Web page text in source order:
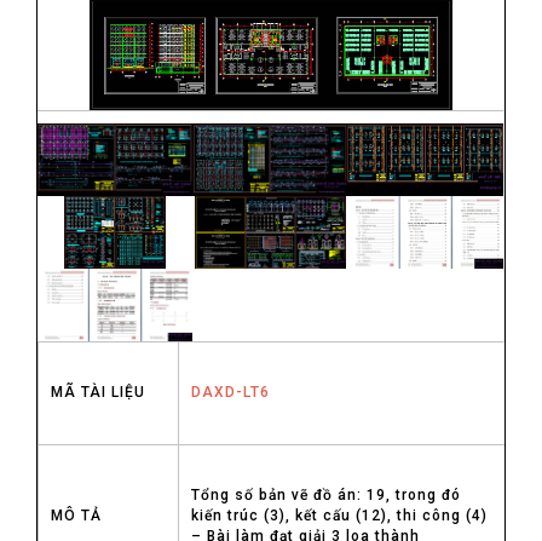
MÃ TÀI LIỆU DAXD-LT6
MÔ TẢ
Tổng số bản vẽ đồ án: 19, trong đó
kiến trúc (3), kết cấu (12), thi công (4)
– Bài làm đạt giải 3 loa thành